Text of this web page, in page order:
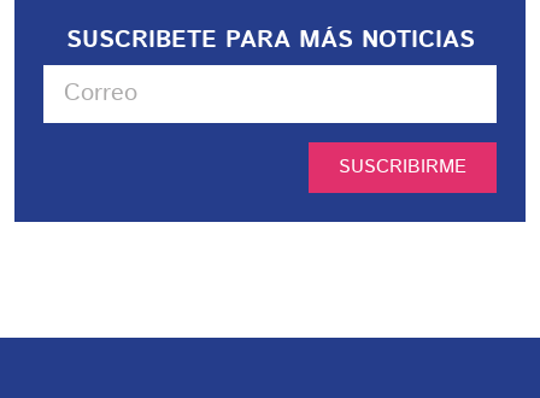
SUSCRIBETE PARA MÁS NOTICIAS
SUSCRIBIRME